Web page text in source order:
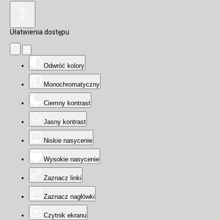
Ułatwienia dostępu
Odwróć kolory
Monochromatyczny
Ciemny kontrast
Jasny kontrast
Niskie nasycenie
Wysokie nasycenie
Zaznacz linki
Zaznacz nagłówki
Czytnik ekranu